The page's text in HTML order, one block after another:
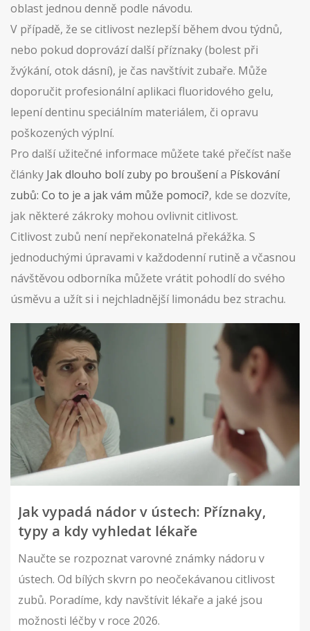
oblast jednou denně podle návodu.
V případě, že se citlivost nezlepší během dvou týdnů,
nebo pokud doprovází další příznaky (bolest při
žvýkání, otok dásní), je čas navštívit zubaře. Může
doporučit profesionální aplikaci fluoridového gelu,
lepení dentinu speciálním materiálem, či opravu
poškozených výplní.
Pro další užitečné informace můžete také přečíst naše
články Jak dlouho bolí zuby po broušenía Pískování
zubů: Co to je a jak vám může pomoci?, kde se dozvíte,
jak některé zákroky mohou ovlivnit citlivost.
Citlivost zubů není nepřekonatelná překážka. S
jednoduchými úpravami v každodenní rutině a včasnou
návštěvou odborníka můžete vrátit pohodlí do svého
úsměvu a užít si i nejchladnější limonádu bez strachu.
Jak vypadá nádor v ústech: Příznaky,
typy a kdy vyhledat lékaře
Naučte se rozpoznat varovné známky nádoru v
ústech. Od bílých skvrn po neočekávanou citlivost
zubů. Poradíme, kdy navštívit lékaře a jaké jsou
možnosti léčby v roce 2026.